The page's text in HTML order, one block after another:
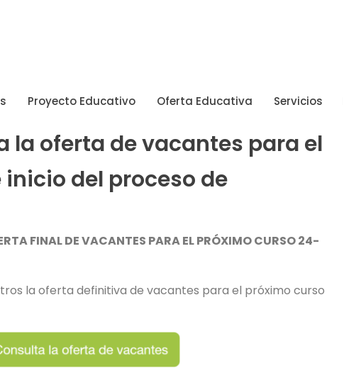
Proyecto Educativo Oferta Educativa Servicios
la oferta de vacantes para el
del proceso de
FINAL DE VACANTES PARA EL PRÓXIMO CURSO 24-
la oferta definitiva de vacantes para el próximo curso